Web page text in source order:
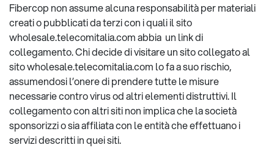
Fibercop non assume alcuna responsabilità per materiali
creati o pubblicati da terzi con i quali il sito
wholesale.telecomitalia.com abbia un link di
collegamento. Chi decide di visitare un sito collegato al
sito wholesale.telecomitalia.com lo fa a suo rischio,
assumendosi l’onere di prendere tutte le misure
necessarie contro virus od altri elementi distruttivi. Il
collegamento con altri siti non implica che la società
sponsorizzi o sia affiliata con le entità che effettuano i
servizi descritti in quei siti.